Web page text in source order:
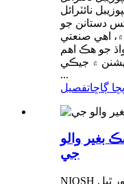
نائٽرائل
دستانن جو
اهي صنعتي
جو هڪ اهم
۾ جيڪي
...
پڇا ڳاڇاتفصيل
ماسڪ بغير والو
جي
NIOSH منظور ٿيل N95 ڊسپوزل پارٽيڪيوليٽ